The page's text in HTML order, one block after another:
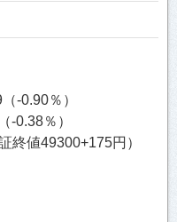
0.90％）
0.38％）
値49300+175円）